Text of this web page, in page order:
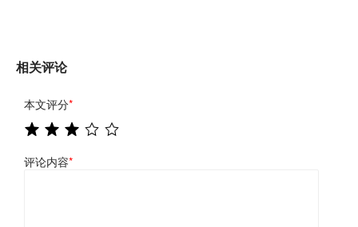
相关评论
本文评分*
评论内容*